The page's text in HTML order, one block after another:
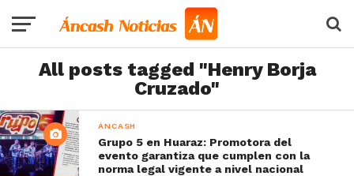
All posts tagged "Henry Borja
Cruzado"
ÁNCASH
Grupo 5 en Huaraz: Promotora del
evento garantiza que cumplen con la
norma legal vigente a nivel nacional